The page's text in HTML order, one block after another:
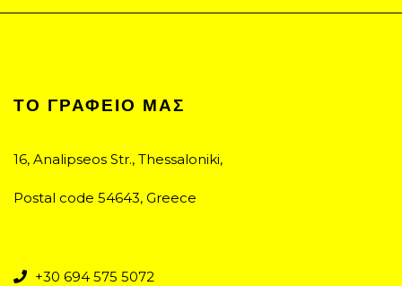
ΤΟ ΓΡΑΦΕΊΟ ΜΑΣ
16, Analipseos Str., Thessaloniki,
Postal code 54643, Greece
+30 694 575 5072